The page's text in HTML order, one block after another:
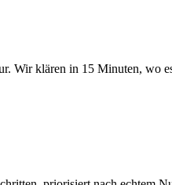
Wir klären in 15 Minuten, wo